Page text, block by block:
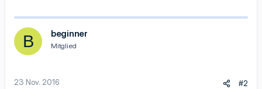
B beginner
Mitglied
23 Nov. 2016 #2